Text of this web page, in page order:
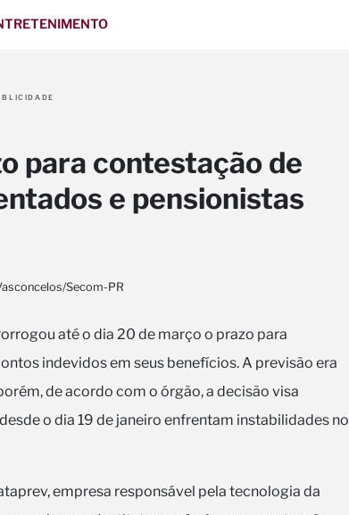
para contestação de
e pensionistas
Secom-PR
até o dia 20 de março o prazo para
indevidos em seus benefícios. A previsão era
de acordo com o órgão, a decisão visa
o dia 19 de janeiro enfrentam instabilidades no
empresa responsável pela tecnologia da